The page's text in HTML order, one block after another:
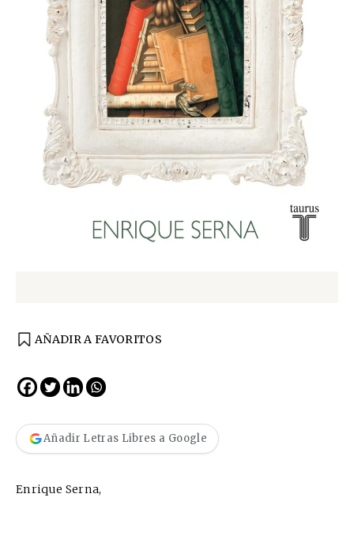
AÑADIR A FAVORITOS
Añadir Letras Libres a Google
Enrique Serna,